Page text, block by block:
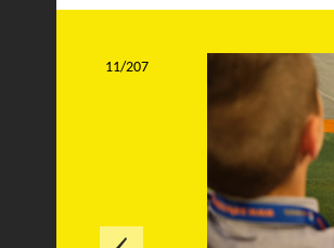
11/207